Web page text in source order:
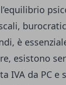
è
esistono
IVA da PC e